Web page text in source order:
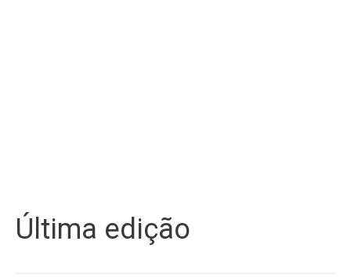
Última edição